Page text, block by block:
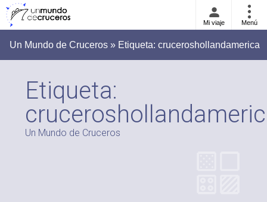
Mi viaje Menú
Un Mundo de Cruceros » Etiqueta: cruceroshollandamerica
Etiqueta:
Un Mundo de Cruceros